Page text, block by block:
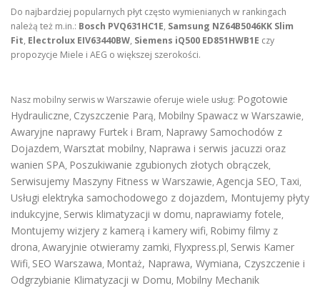
Do najbardziej popularnych płyt często wymienianych w rankingach
należą też m.in.: Bosch PVQ631HC1E, Samsung NZ64B5046KK Slim
Fit, Electrolux EIV63440BW, Siemens iQ500 ED851HWB1E czy
propozycje Miele i AEG o większej szerokości.
Nasz mobilny serwis w Warszawie oferuje wiele usług: Pogotowie
Hydrauliczne, Czyszczenie Parą, Mobilny Spawacz w Warszawie,
Awaryjne naprawy Furtek i Bram, Naprawy Samochodów z
Dojazdem, Warsztat mobilny, Naprawa i serwis jacuzzi oraz
wanien SPA, Poszukiwanie zgubionych złotych obrączek,
Serwisujemy Maszyny Fitness w Warszawie, Agencja SEO, Taxi,
Usługi elektryka samochodowego z dojazdem, Montujemy płyty
indukcyjne, Serwis klimatyzacji w domu, naprawiamy fotele,
Montujemy wizjery z kamerą i kamery wifi, Robimy filmy z
drona, Awaryjnie otwieramy zamki, Flyxpress.pl, Serwis Kamer
Wifi, SEO Warszawa, Montaż, Naprawa, Wymiana, Czyszczenie i
Odgrzybianie Klimatyzacji w Domu, Mobilny Mechanik